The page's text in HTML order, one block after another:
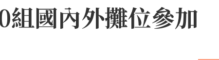
國內外攤位參加